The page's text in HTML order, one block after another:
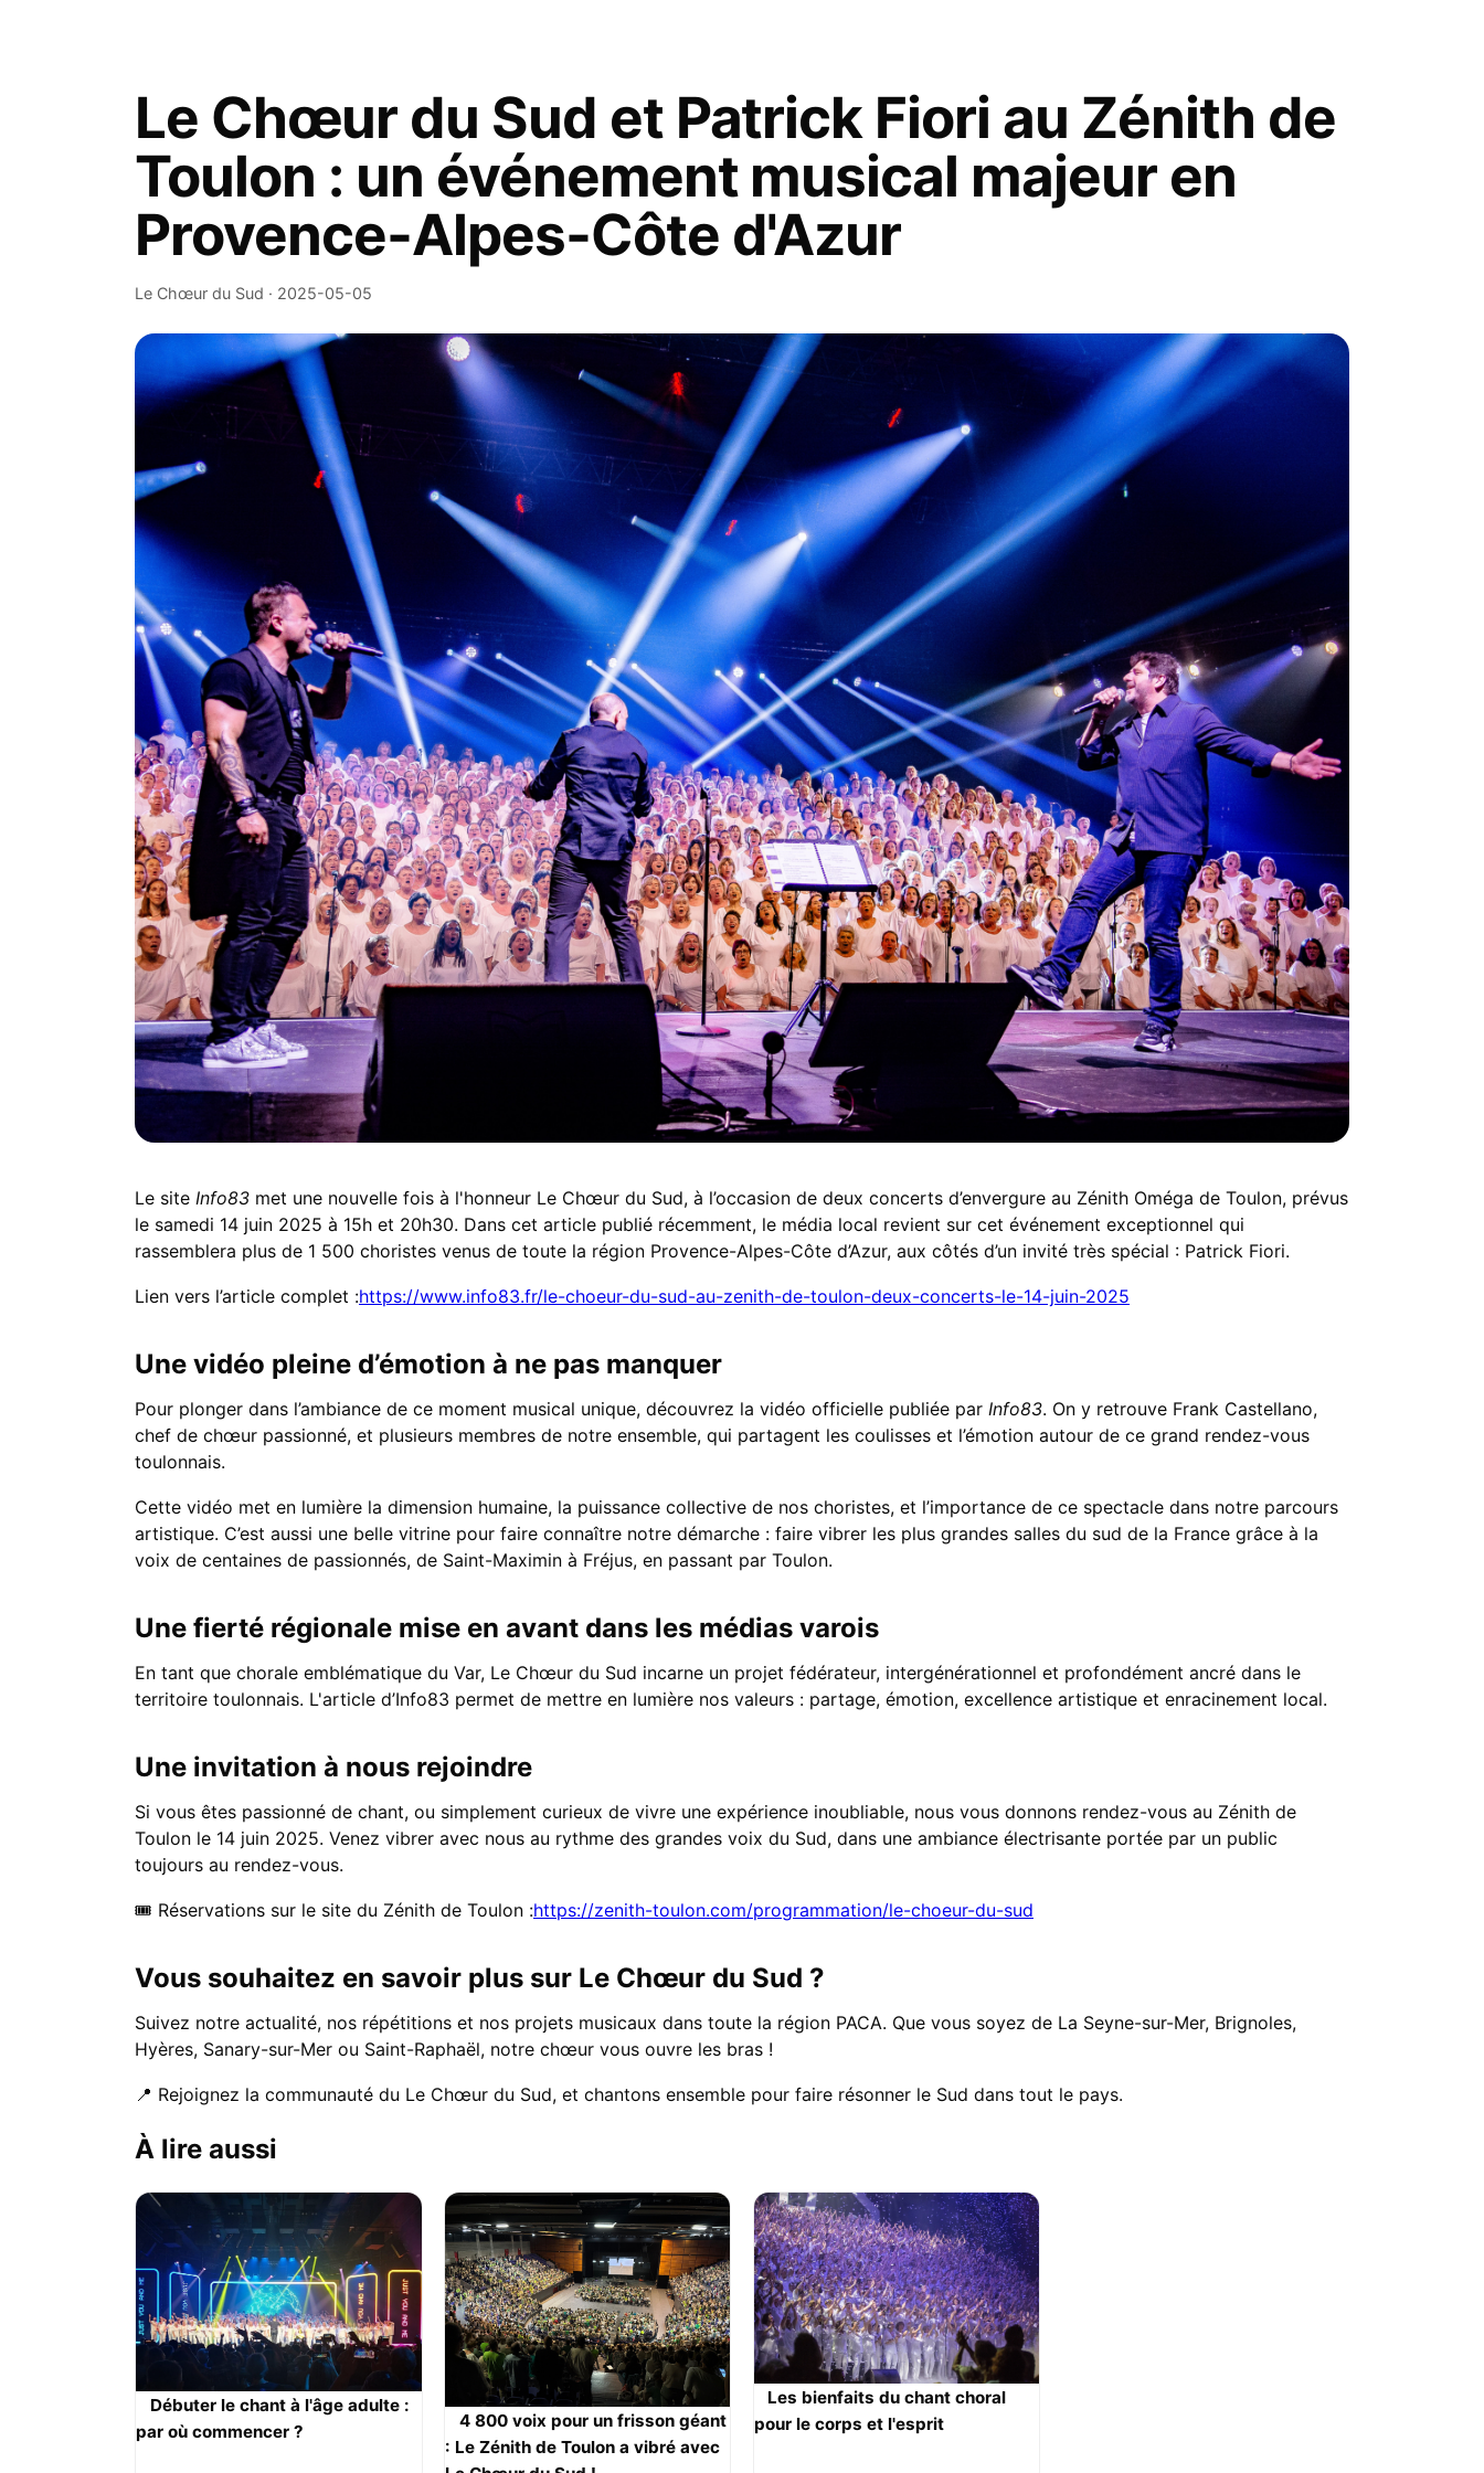
Le Chœur du Sud et Patrick Fiori au Zénith de
Toulon : un événement musical majeur en
Provence-Alpes-Côte d'Azur​
Le Chœur du Sud · 2025-05-05
Le site Info83 met une nouvelle fois à l'honneur Le Chœur du Sud, à l’occasion de deux concerts d’envergure au Zénith Oméga de Toulon, prévus
le samedi 14 juin 2025 à 15h et 20h30. Dans cet article publié récemment, le média local revient sur cet événement exceptionnel qui
rassemblera plus de 1 500 choristes venus de toute la région Provence-Alpes-Côte d’Azur, aux côtés d’un invité très spécial : Patrick Fiori.
Lien vers l’article complet :https://www.info83.fr/le-choeur-du-sud-au-zenith-de-toulon-deux-concerts-le-14-juin-2025
Une vidéo pleine d’émotion à ne pas manquer
Pour plonger dans l’ambiance de ce moment musical unique, découvrez la vidéo officielle publiée par Info83. On y retrouve Frank Castellano,
chef de chœur passionné, et plusieurs membres de notre ensemble, qui partagent les coulisses et l’émotion autour de ce grand rendez-vous
toulonnais.
Cette vidéo met en lumière la dimension humaine, la puissance collective de nos choristes, et l’importance de ce spectacle dans notre parcours
artistique. C’est aussi une belle vitrine pour faire connaître notre démarche : faire vibrer les plus grandes salles du sud de la France grâce à la
voix de centaines de passionnés, de Saint-Maximin à Fréjus, en passant par Toulon.
Une fierté régionale mise en avant dans les médias varois
En tant que chorale emblématique du Var, Le Chœur du Sud incarne un projet fédérateur, intergénérationnel et profondément ancré dans le
territoire toulonnais. L'article d’Info83 permet de mettre en lumière nos valeurs : partage, émotion, excellence artistique et enracinement local.
Une invitation à nous rejoindre
Si vous êtes passionné de chant, ou simplement curieux de vivre une expérience inoubliable, nous vous donnons rendez-vous au Zénith de
Toulon le 14 juin 2025. Venez vibrer avec nous au rythme des grandes voix du Sud, dans une ambiance électrisante portée par un public
toujours au rendez-vous.
🎟️ Réservations sur le site du Zénith de Toulon :https://zenith-toulon.com/programmation/le-choeur-du-sud
Vous souhaitez en savoir plus sur Le Chœur du Sud ?
Suivez notre actualité, nos répétitions et nos projets musicaux dans toute la région PACA. Que vous soyez de La Seyne-sur-Mer, Brignoles,
Hyères, Sanary-sur-Mer ou Saint-Raphaël, notre chœur vous ouvre les bras !
📍 Rejoignez la communauté du Le Chœur du Sud, et chantons ensemble pour faire résonner le Sud dans tout le pays.
À lire aussi
Débuter le chant à l'âge adulte :
par où commencer ?
4 800 voix pour un frisson géant
: Le Zénith de Toulon a vibré avec
Les bienfaits du chant choral
pour le corps et l'esprit